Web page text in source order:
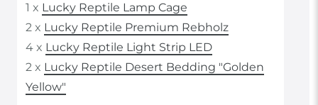
1 x Lucky Reptile Lamp Cage
2 x Lucky Reptile Premium Rebholz
4 x Lucky Reptile Light Strip LED
2 x Lucky Reptile Desert Bedding "Golden
Yellow"